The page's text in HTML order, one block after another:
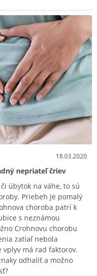
18.03.2020
nepriateľ čriev
úbytok na váhe, to sú
Priebeh je pomalý
choroba patrí k
s neznámou
Crohnovu chorobu
zatiaľ nebola
vplyv má rad faktorov.
odhaliť a možno